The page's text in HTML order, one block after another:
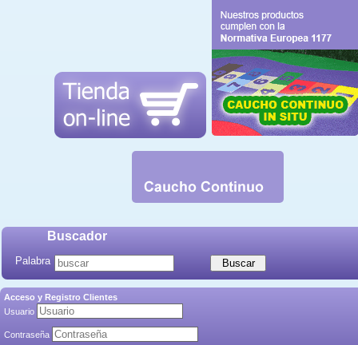
Buscador
Palabra
Acceso y Registro Clientes
Usuario
Contraseña